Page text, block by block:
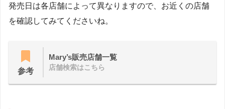
発売日は各店舗によって異なりますので、お近くの店舗
を確認してみてくださいね。
参考
Mary’s販売店舗一覧
店舗検索はこちら